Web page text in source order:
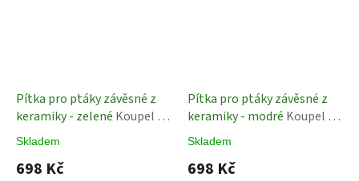
Pítka pro ptáky závěsné z
keramiky - zelené Koupel a
pítka pro ptáky
Skladem
698 Kč
Pítka pro ptáky závěsné z
keramiky - modré Koupel a
pítka pro ptáky
Skladem
698 Kč